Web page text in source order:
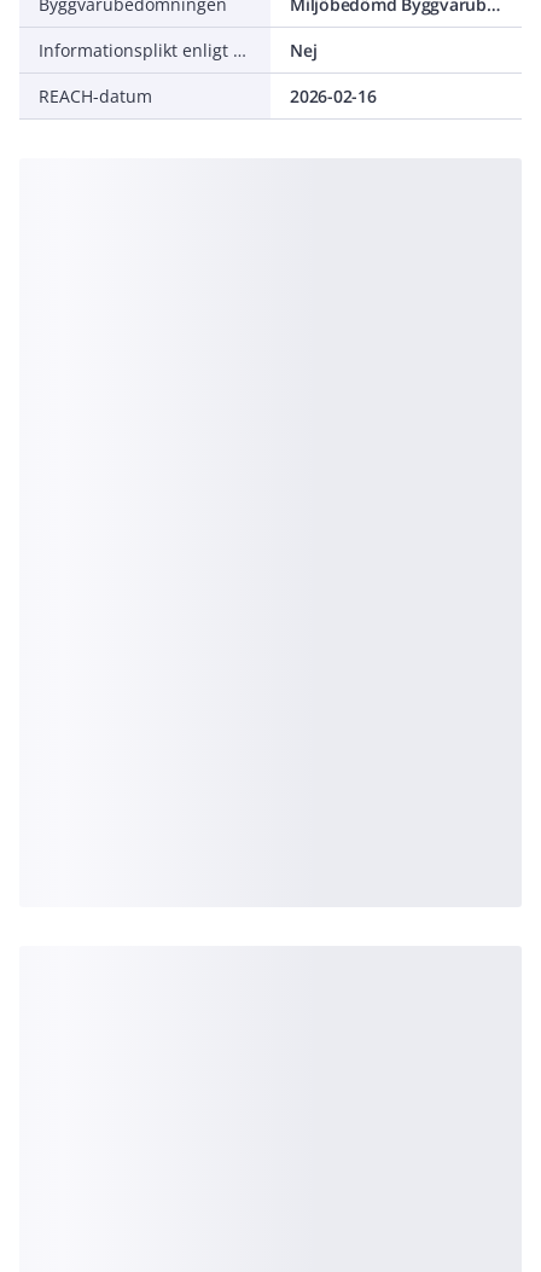
Informationsplikt enligt REACH
Nej
REACH-datum
2026-02-16